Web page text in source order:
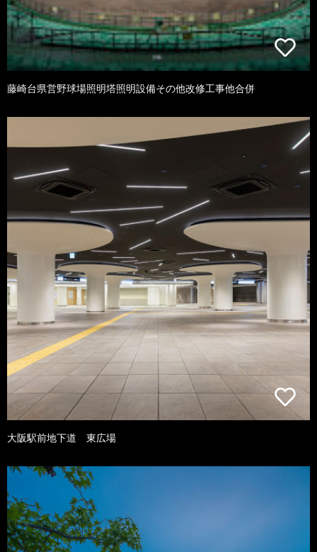
藤崎台県営野球場照明塔照明設備その他改修工事他合併
大阪駅前地下道 東広場